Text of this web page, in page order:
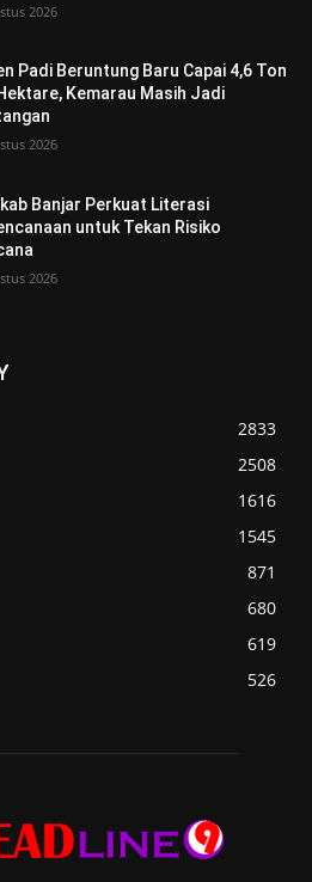
2026
Padi Beruntung Baru Capai 4,6 Ton
Kemarau Masih Jadi
2026
Banjar Perkuat Literasi
untuk Tekan Risiko
2026
2833
2508
1616
1545
871
680
619
526